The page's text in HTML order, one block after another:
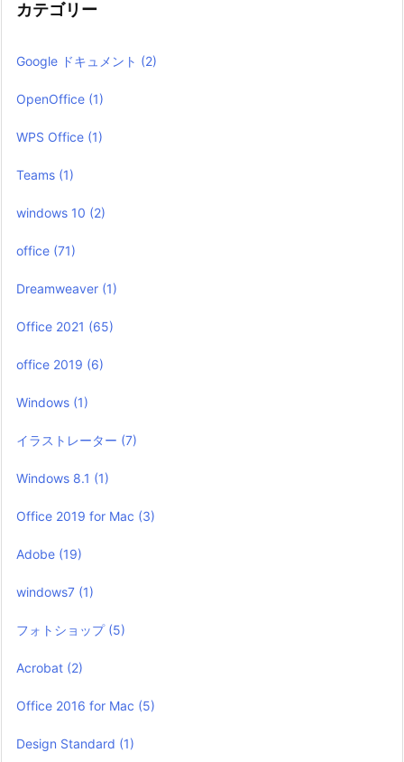
カテゴリー
Google ドキュメント (2)
OpenOffice (1)
WPS Office (1)
Teams (1)
windows 10 (2)
office (71)
Dreamweaver (1)
Office 2021 (65)
office 2019 (6)
Windows (1)
イラストレーター (7)
Windows 8.1 (1)
Office 2019 for Mac (3)
Adobe (19)
windows7 (1)
フォトショップ (5)
Acrobat (2)
Office 2016 for Mac (5)
Design Standard (1)